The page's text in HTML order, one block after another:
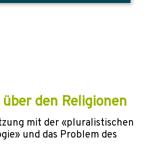
den Religionen
mit der «pluralistischen
und das Problem des